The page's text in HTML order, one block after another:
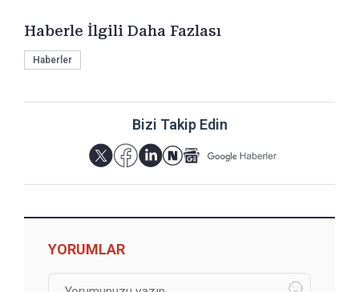
Haberle İlgili Daha Fazlası
Haberler
Bizi Takip Edin
YORUMLAR